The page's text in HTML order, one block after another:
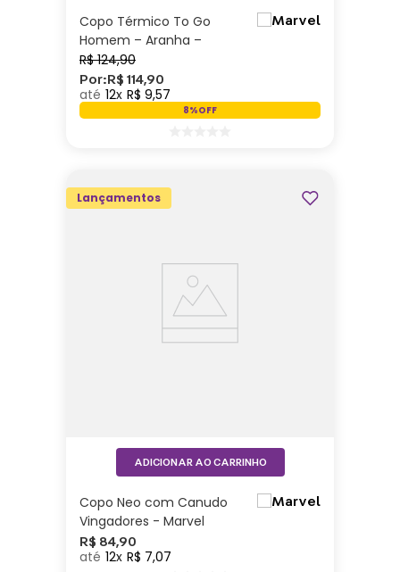
Copo Térmico To Go
Homem – Aranha –
Marvel
R$ 124,90
Por:R$ 114,90
12 R$ 9,57
8%OFF
Lançamentos
Copo Neo com Canudo
Vingadores - Marvel
R$ 84,90
12 R$ 7,07
ADICIONAR AO CARRINHO